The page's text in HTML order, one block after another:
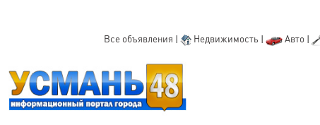
Все объявления | Недвижимость | Авто|